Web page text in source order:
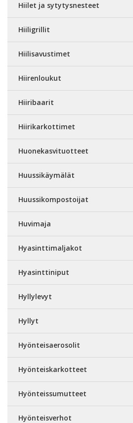
Hiilet ja sytytysnesteet
Hiiligrillit
Hiilisavustimet
Hiirenloukut
Hiiribaarit
Hiirikarkottimet
Huonekasvituotteet
Huussikäymälät
Huussikompostoijat
Huvimaja
Hyasinttimaljakot
Hyasinttiniput
Hyllylevyt
Hyllyt
Hyönteisaerosolit
Hyönteiskarkotteet
Hyönteissumutteet
Hyönteisverhot